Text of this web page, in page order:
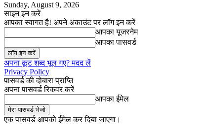
Sunday, August 9, 2026
साइन इन करें
आपका स्वागत है! अपने अकाउंट पर लॉग इन करें
आपका यूजरनेम
आपका पासवर्ड
अपना कूट शब्द भूल गए? मदद लें
Privacy Policy
पासवर्ड की दोबारा प्राप्ति
अपना पासवर्ड रिकवर करें
आपका ईमेल
एक पासवर्ड आपको ईमेल कर दिया जाएगा।